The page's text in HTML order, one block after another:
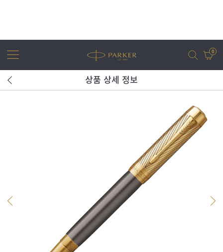
0
상품 상세 정보